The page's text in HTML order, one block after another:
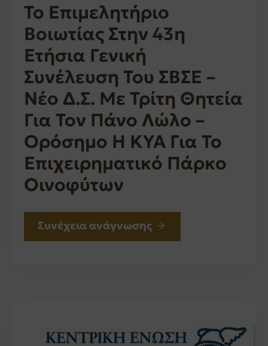
Το Επιμελητήριο
Βοιωτίας Στην 43η
Ετήσια Γενική
Συνέλευση Του ΣΒΣΕ –
Νέο Δ.Σ. Με Τρίτη Θητεία
Για Τον Πάνο Λώλο –
Ορόσημο Η ΚΥΑ Για Το
Επιχειρηματικό Πάρκο
Οινοφύτων
Συνέχεια ανάγνωσης